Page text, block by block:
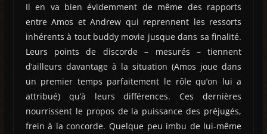
Il en va bien évidemment de même des rapports
entre Amos et Andrew qui reprennent les ressorts
inhérents à tout buddy movie jusque dans sa finalité.
Leurs points de discorde – mesurés – tiennent
d’ailleurs davantage à la situation (Amos joue dans
un premier temps parfaitement le rôle qu’on lui a
attribué) qu’à leurs différences. Ces dernières
nourrissent le propos de la puissance des préjugés,
frein à la concorde. Quelque peu imbu de lui-même